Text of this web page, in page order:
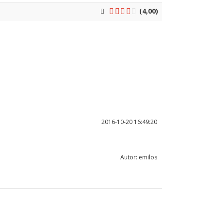
(4,00)
Autor: emilos
2016-10-20 16:49:20